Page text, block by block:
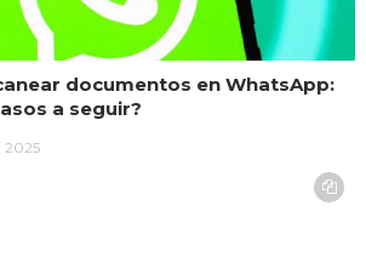
documentos en WhatsApp:
a seguir?
2025